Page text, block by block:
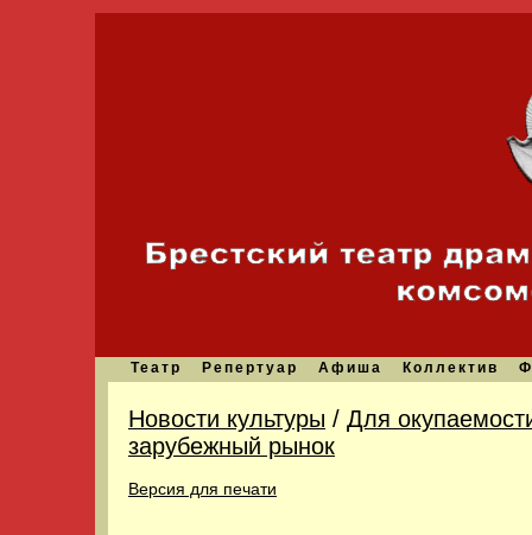
Театр Репертуар Афиша Коллектив
Новости культуры / Для
зарубежный рынок
Версия для печати